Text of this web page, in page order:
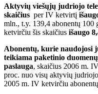
Aktyvių viešųjų judriojo
skaičius per IV ketvirtį
mln., t.y. 139,4 abonentų
ketvirčiu šis skaičius išaugo
Abonentų, kurie naudojosi
teikiama paketinio
paslauga, skaičius 2006 m.
proc. nuo visų aktyvių
2005 m. IV ketvirčiu